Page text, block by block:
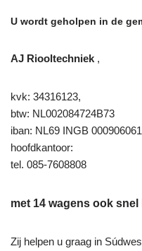
U wordt geholpen in de
AJ Riooltechniek ,
kvk: 34316123,
btw: NL002084724B73
iban: NL69 INGB
hoofdkantoor:
tel. 085-7608808
met 14 wagens ook
Zij helpen u graag in